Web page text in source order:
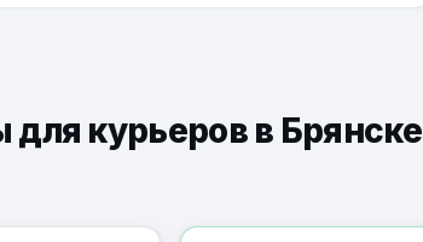
курьеров в Брянске